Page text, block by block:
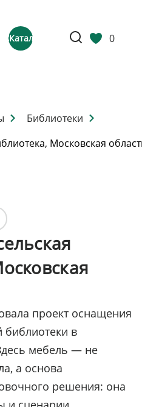
Каталог 0
Библиотеки
Московская
проект оснащения
библиотеки в
мебель — не
а основа
решения: она